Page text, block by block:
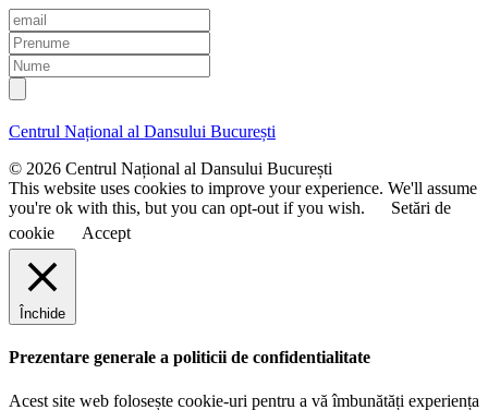
E
m
a
i
l
P
r
e
n
m
N
u
m
e
Centrul Național al Dansului București
© 2026 Centrul Național al Dansului București
This website uses cookies to improve your experience. We'll assume
you're ok with this, but you can opt-out if you wish.
Setări de
cookie
Accept
Închide
Prezentare generale a politicii de confidentialitate
Acest site web folosește cookie-uri pentru a vă îmbunătăți experiența